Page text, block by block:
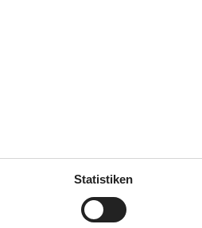
Die nächste Stadt
Entf. zum
Statistiken